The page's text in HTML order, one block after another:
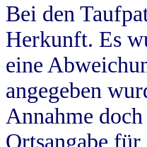
Bei den
Herkunft. Es
eine
angegeben
Annahme
Ortsangabe